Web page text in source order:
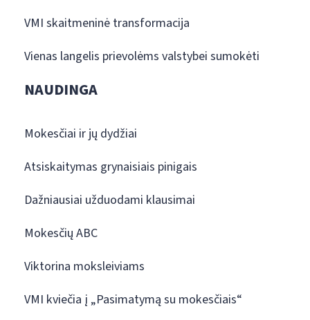
VMI skaitmeninė transformacija
Vienas langelis prievolėms valstybei sumokėti
NAUDINGA
Mokesčiai ir jų dydžiai
Atsiskaitymas grynaisiais pinigais
Dažniausiai užduodami klausimai
Mokesčių ABC
Viktorina moksleiviams
VMI kviečia į „Pasimatymą su mokesčiais“